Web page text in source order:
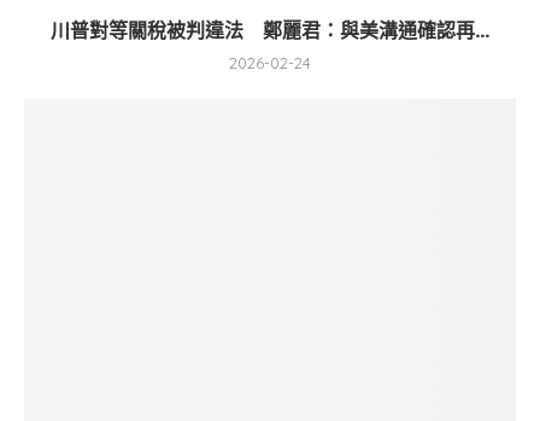
川普對等關稅被判違法 鄭麗君：與美溝通確認再...
2026-02-24